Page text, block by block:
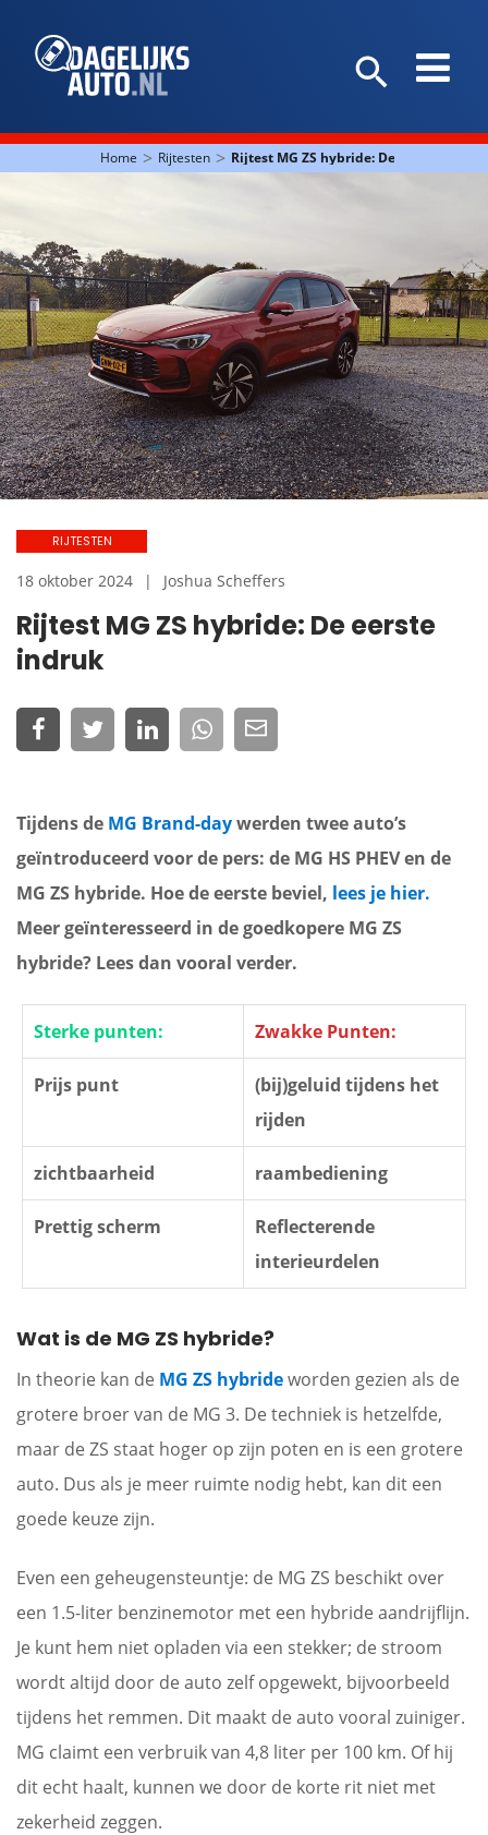
Home > Rijtesten > Rijtest MG ZS hybride: De eerste indruk
Rijtest MG ZS hybride: De eerste
indruk
RIJTESTEN
18 oktober 2024 Joshua Scheffers
Tijdens de MG Brand-daywerden twee auto’s
geïntroduceerd voor de pers: de MG HS PHEV en de
MG ZS hybride. Hoe de eerste beviel, lees je hier.
Meer geïnteresseerd in de goedkopere MG ZS
hybride? Lees dan vooral verder.
Sterke punten: Zwakke Punten:
Prijs punt
(bij)geluid tijdens het
rijden
zichtbaarheid raambediening
Prettig scherm
Reflecterende
interieurdelen
Wat is de MG ZS hybride?
In theorie kan de MG ZS hybrideworden gezien als de
grotere broer van de MG 3. De techniek is hetzelfde,
maar de ZS staat hoger op zijn poten en is een grotere
auto. Dus als je meer ruimte nodig hebt, kan dit een
goede keuze zijn.
Even een geheugensteuntje: de MG ZS beschikt over
een 1.5-liter benzinemotor met een hybride aandrijflijn.
Je kunt hem niet opladen via een stekker; de stroom
wordt altijd door de auto zelf opgewekt, bijvoorbeeld
tijdens het remmen. Dit maakt de auto vooral zuiniger.
MG claimt een verbruik van 4,8 liter per 100 km. Of hij
dit echt haalt, kunnen we door de korte rit niet met
zekerheid zeggen.